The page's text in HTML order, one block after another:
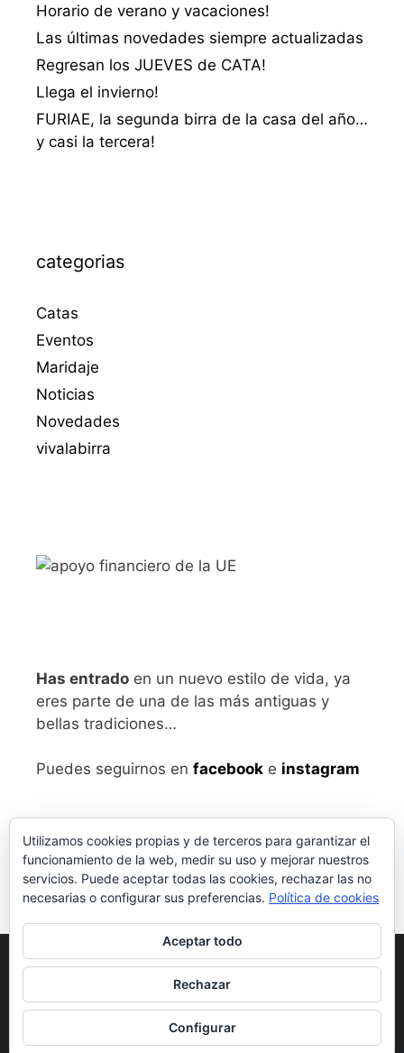
Horario de verano y vacaciones!
Las últimas novedades siempre actualizadas
Regresan los JUEVES de CATA!
Llega el invierno!
FURIAE, la segunda birra de la casa del año…
y casi la tercera!
categorias
Catas
Eventos
Maridaje
Noticias
Novedades
vivalabirra
Has entrado en un nuevo estilo de vida, ya
eres parte de una de las más antiguas y
bellas tradiciones…
Puedes seguirnos en facebook e instagram
Aviso legaly Política de Privacidad
Condiciones generales de compra
• Creado con
Utilizamos cookies propias y de terceros para garantizar el
funcionamiento de la web, medir su uso y mejorar nuestros
servicios. Puede aceptar todas las cookies, rechazar las no
necesarias o configurar sus preferencias. Política de cookies
Aceptar todo
Rechazar
Configurar